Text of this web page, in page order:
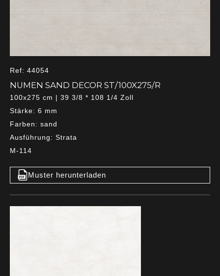
Ref: 44054
NUMEN SAND DECOR ST/100X275/R
100x275 cm | 39 3/8 * 108 1/4 Zoll
Stärke: 6 mm
Farben: sand
Ausführung: Strata
M-114
Muster herunterladen